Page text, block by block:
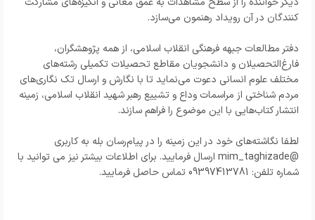
کنندگان در آن رویداد رهنمون می‌سازد.
دفتر مطالعات جبهه فرهنگی انقلاب اسلامی، از همه پژوهشگران،
فارغ‌التحصیلان و دانشجویان مقاطع تحصیلات تکمیلی رشته‌های
مختلف علوم انسانی دعوت می‌نماید تا با نگارش و ارسال تک نگاری‌های
مردم شناختی از مراسمات وداع و تشییع رهبر شهید انقلاب اسلامی، زمینه
انتشار کتاب‌هایی با این موضوع را فراهم سازند.
لطفا نگاشته‌های خود در این زمینه را در پیام‌رسان بله به کاربری
@mim_taghizade ارسال فرمایید. برای اطلاعات بیشتر نیز می توانید با
شماره تلفن: 09397413781 تماس حاصل فرمایید.